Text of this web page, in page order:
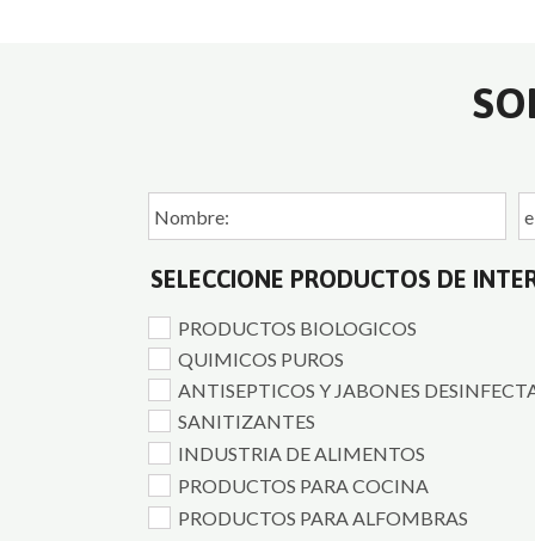
SELECCIONE PRODUCTOS DE
PRODUCTOS BIOLOGICOS
QUIMICOS PUROS
ANTISEPTICOS Y JABONES
SANITIZANTES
INDUSTRIA DE ALIMENTOS
PRODUCTOS PARA COCINA
PRODUCTOS PARA ALFOMBRAS